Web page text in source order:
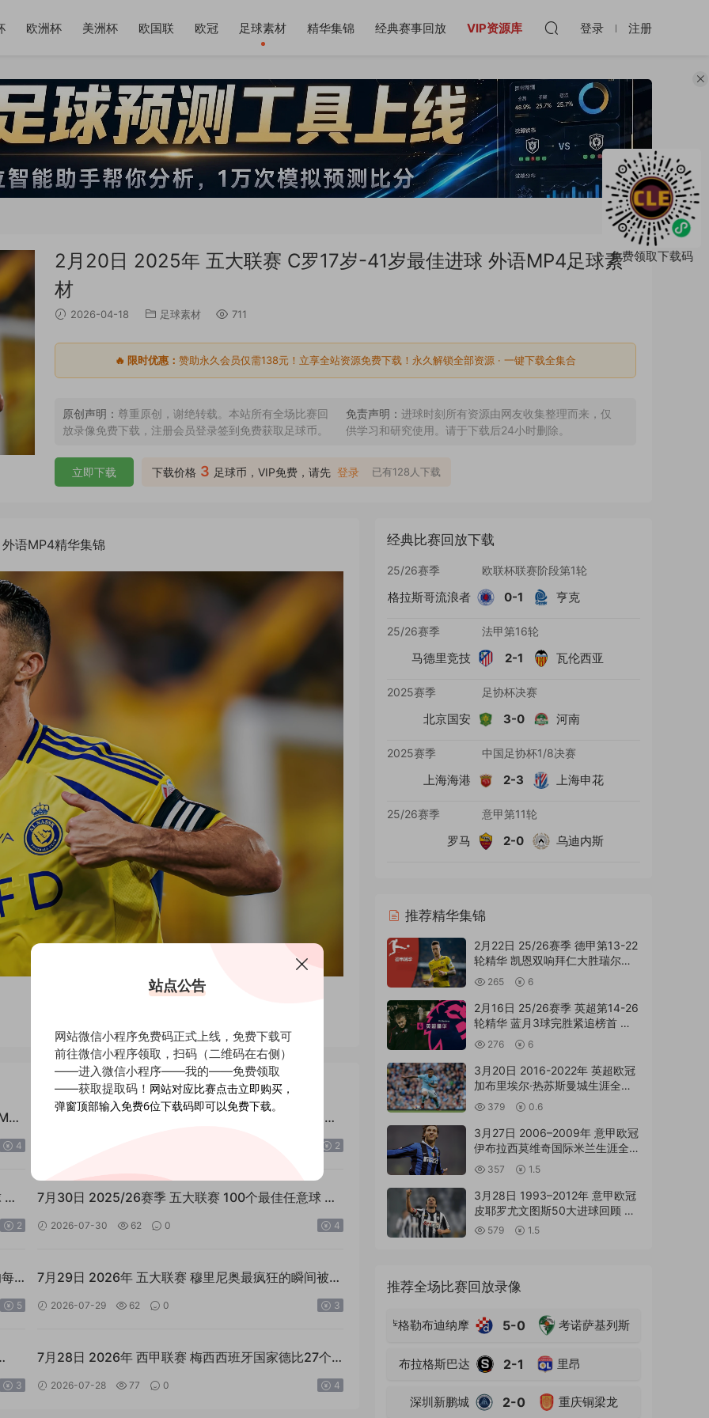
欧洲杯 美洲杯 欧国联 欧冠 足球素材 精华集锦 经典赛事回放 VIP资源库 登录 注册
2月20日 2025年 五大联赛 C罗17岁-41岁最佳进球 外语MP4足球素
材
2026-04-18 足球素材 711
🔥 限时优惠： 赞助永久会员仅需138元！立享全站资源免费下载！永久解锁全部资源 · 一键下载全集合
原创声明： 尊重原创，谢绝转载。本站所有全场比赛回
放录像免费下载，注册会员登录签到免费获取足球币。
免责声明： 进球时刻所有资源由网友收集整理而来，仅
供学习和研究使用。请于下载后24小时删除。
下载价格 3 足球币，VIP免费，请先 登录 已有128人下载
立即下载
语MP4精华集锦
4
7月30日 2025/26赛季 英超联赛 曼联最佳进球入围名
2
2
7月30日 2025/26赛季 五大联赛 100个最佳任意球 外
语MP4足球素材
2026-07-30 62 0 4
5
7月29日 2026年 五大联赛 穆里尼奥最疯狂的瞬间被镜
头捕捉 外语MP4足球素材
2026-07-29 62 0 3
3
7月28日 2026年 西甲联赛 梅西西班牙国家德比27个
进球 外语MP4足球素材
2026-07-28 77 0 4
经典比赛回放下载
25/26赛季 欧联杯联赛阶段第1轮
格拉斯哥流浪者 0-1 亨克
25/26赛季 法甲第16轮
马德里竞技 2-1 瓦伦西亚
2025赛季 足协杯决赛
北京国安 3-0 河南
2025赛季 中国足协杯1/8决赛
上海海港 2-3 上海申花
25/26赛季 意甲第11轮
罗马 2-0 乌迪内斯
推荐精华集锦
2月22日 25/26赛季 德甲第13-22
轮精华 凯恩双响拜仁大胜瑞尔森
助攻大四喜 国语MP4精华集锦
265 6
2月16日 25/26赛季 英超第14-26
轮精华 蓝月3球完胜紧追榜首 国
语MP4精华集锦
276 6
3月20日 2016-2022年 英超欧冠
加布里埃尔·热苏斯曼城生涯全进
球回顾 外语MP4高清精华集锦
379 0.6
3月27日 2006–2009年 意甲欧冠
伊布拉西莫维奇国际米兰生涯全进
球回顾 外语MP4高清精华集锦
357 1.5
3月28日 1993–2012年 意甲欧冠
皮耶罗尤文图斯50大进球回顾 外
语MP4高清精华集锦
579 1.5
推荐全场比赛回放录像
萨格勒布迪纳摩 5-0 考诺萨基列斯
布拉格斯巴达 2-1 里昂
深圳新鹏城 2-0 重庆铜梁龙
站点公告
网站微信小程序免费码正式上线，免费下载可
前往微信小程序领取，扫码（二维码在右侧）
——进入微信小程序——我的——免费领取
——获取提取码！ 网站对应比赛点击立即购买，
弹窗顶部输入免费6位下载码即可以免费下载。
免费领取下载码